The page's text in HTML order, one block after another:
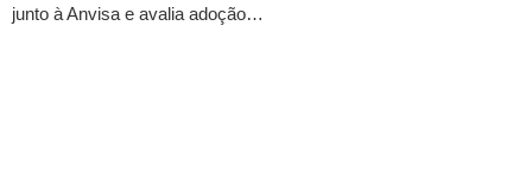
junto à Anvisa e avalia adoção…